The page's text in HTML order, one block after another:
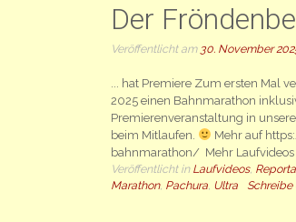
Der
Veröffentlicht am 30. November
... hat Premiere Zum ersten Mal
2025 einen Bahnmarathon
Premierenveranstaltung in
beim Mitlaufen.
Mehr auf
bahnmarathon/ Mehr
Veröffentlicht in Laufvideos,
Marathon, Pachura, Ultra Schreibe